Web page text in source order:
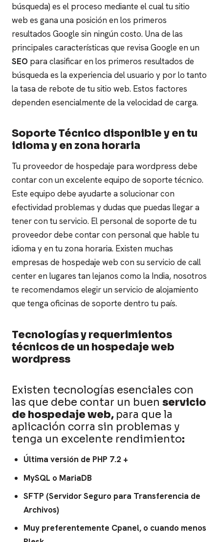
búsqueda)es el proceso mediante el cual tu sitio
web es gana una posición en los primeros
resultados Google sin ningún costo. Una de las
principales características que revisa Google en un
SEO para clasificar en los primeros resultados de
búsqueda es la experiencia del usuario y por lo tanto
la tasa de rebote de tu sitio web. Estos factores
dependen esencialmente de la velocidad de carga.
Soporte Técnico disponible y en tu
idioma y en zona horaria
Tu proveedor de hospedaje para wordpress debe
contar con un excelente equipo de soporte técnico.
Este equipo debe ayudarte a solucionar con
efectividad problemas y dudas que puedas llegar a
tener con tu servicio. El personal de soporte de tu
proveedor debe contar con personal que hable tu
idioma y en tu zona horaria. Existen muchas
empresas de hospedaje web con su servicio de call
center en lugares tan lejanos como la India, nosotros
te recomendamos elegir un servicio de alojamiento
que tenga oficinas de soporte dentro tu país.
Tecnologías y requerimientos
técnicos de un hospedaje web
wordpress
Existen tecnologías esenciales con
las que debe contar un buen servicio
de hospedaje web, para que la
aplicación corra sin problemas y
tenga un excelente rendimiento:
Última versión de PHP 7.2 +
MySQL o MariaDB
SFTP (Servidor Seguro para Transferencia de
Archivos)
Muy preferentemente Cpanel, o cuando menos